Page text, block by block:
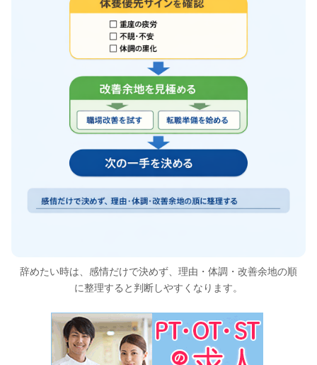
辞めたい時は、感情だけで決めず、理由・体調・改善余地の順
に整理すると判断しやすくなります。